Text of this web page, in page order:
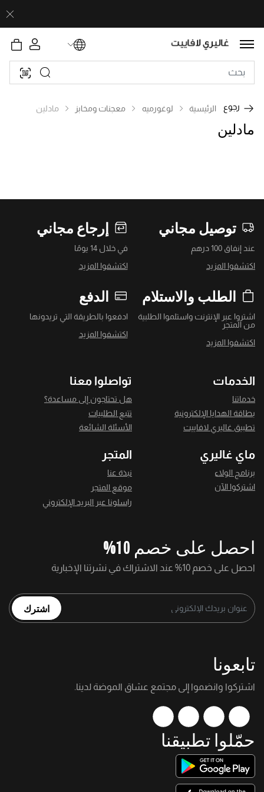
رجوع الرئيسية لوغورميه معجنات ومخابز مادلين
مادلين
توصيل مجاني
عند إنفاق 100 درهم
اكتشفوا المزيد
إرجاع مجاني
في خلال 14 يومًا
اكتشفوا المزيد
الطلب والاستلام
اشتروا عبر الإنترنت واستلموا الطلبية
من المتجر
اكتشفوا المزيد
الدفع
ادفعوا بالطريقة التي تريدونها
اكتشفوا المزيد
الخدمات
خدماتنا
بطاقة الهدايا الإلكترونية
تطبيق غاليري لافاييت
تواصلوا معنا
هل تحتاجون إلى مساعدة؟
تتبع الطلبيات
الأسئلة الشائعة
ماي غاليري
برنامج الولاء
اشتركوا الآن
المتجر
نبذة عنا
موقع المتجر
راسلونا عبر البريد الإلكتروني
احصل على خصم 10%
احصل على خصم 10% عند الاشتراك في نشرتنا الإخبارية
اشترك
تابعونا
اشتركوا وانضموا إلى مجتمع عشاق الموضة لدينا.
حمّلوا تطبيقنا